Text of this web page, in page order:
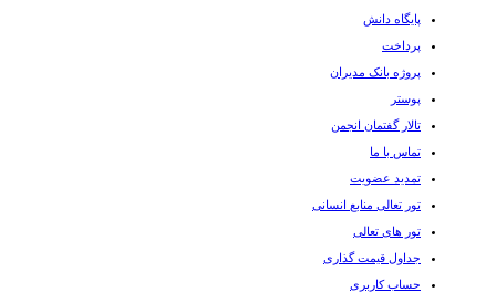
پایگاه دانش
پرداخت
پروژه بانک مدیران
پوستر
تالار گفتمان انجمن
تماس با ما
تمدید عضویت
تور تعالی منابع انسانی
تور های تعالی
جداول قیمت گذاری
حساب کاربری